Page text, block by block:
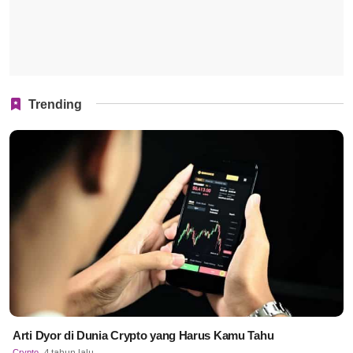
Trending
Arti Dyor di Dunia Crypto yang Harus Kamu Tahu